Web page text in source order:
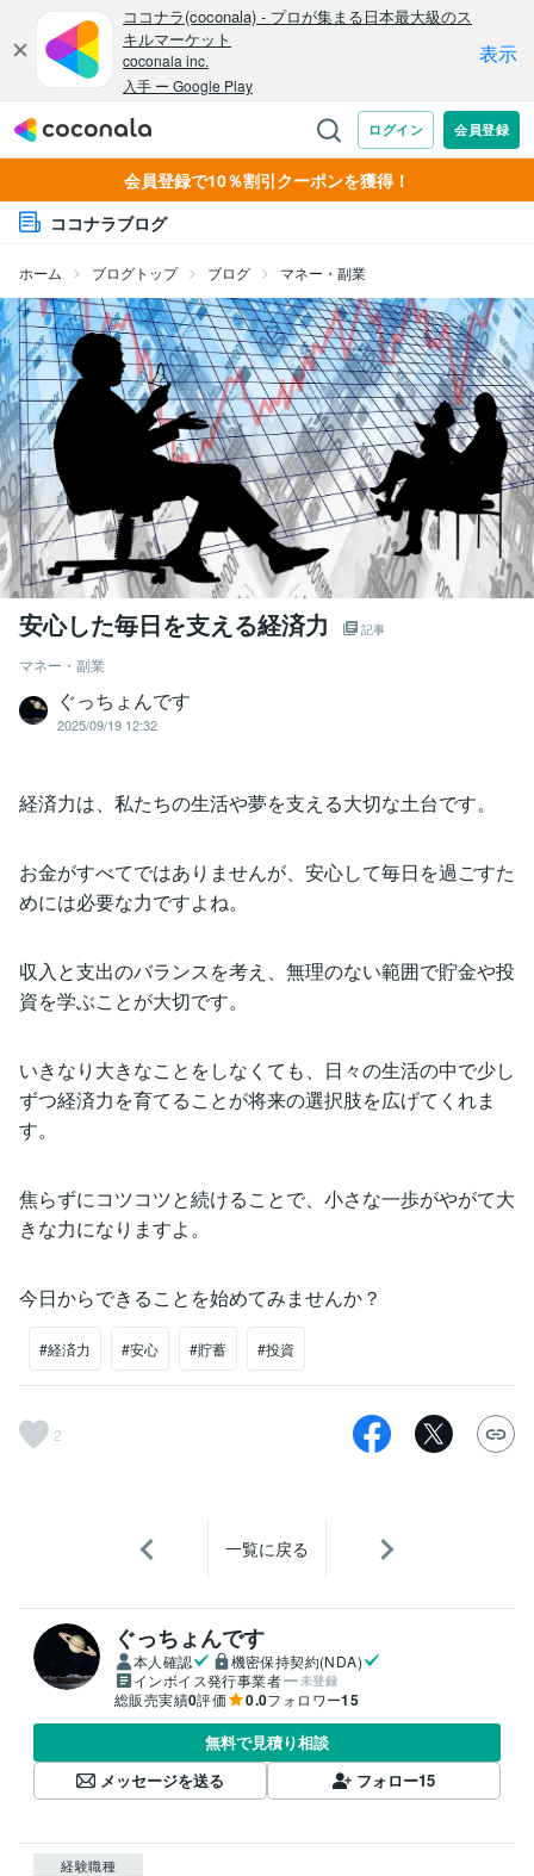
会員登録で10％割引クーポンを獲得！
ココナラブログ
ホーム ブログトップ ブログ マネー・副業
安心した毎日を支える経済力 記事
マネー・副業
ぐっちょんです
2025/09/19 12:32
経済力は、私たちの生活や夢を支える大切な土台です。
お金がすべてではありませんが、安心して毎日を過ごすた
めには必要な力ですよね。
収入と支出のバランスを考え、無理のない範囲で貯金や投
資を学ぶことが大切です。
いきなり大きなことをしなくても、日々の生活の中で少し
ずつ経済力を育てることが将来の選択肢を広げてくれま
す。
焦らずにコツコツと続けることで、小さな一歩がやがて大
きな力になりますよ。
今日からできることを始めてみませんか？
#経済力 #安心 #貯蓄 #投資
2
一覧に戻る
ぐっちょんです
本人確認
機密保持契約(NDA)
インボイス発行事業者
未登録
総販売実績0評価 0.0フォロワー15
無料で見積り相談
メッセージを送る
フォロー15
経験職種